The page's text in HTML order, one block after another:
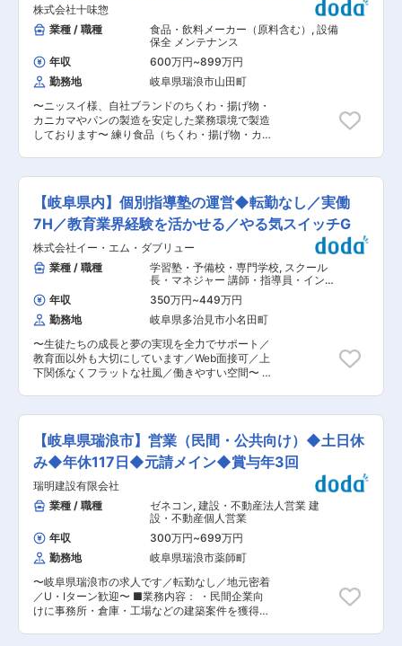
時間区分：シフト制 就業時間：8:00〜17:15(所定
労働時間：8時間0分) 勤務パターン例：7:00〜
16:15、8:00〜17:15、9:00〜18:15、12:00〜
21:15、14:00〜23:15、16:00-25:15 ※生産品目や
時期により変動有り ※主任・係長クラスの場合、
夜勤発生もございます ■当社の特徴 ニッスイグ
ループ会社。大手取引先が多く伝統食品の練り製
品メーカーとして『安全・安心・美味しさ』を追
求し、地域貢献会社として新たなステージを目指
している会社です ◎コロナでも売上安定 ◎食品業
す。 「当社の商品は、中部地区のみならず全国各
地の量販店・ドラッグストア・コンビニ等で販売
品も多数あります）」 変更の範囲：本文参照
と配布(入塾案内や各種季節講習などのご案内資料
作成) ■業務内容詳細： 勉強も大切ですが、七夕
やハロウィンなど季節イベントも開催して子供た
ちが楽しめる雰囲気作りにも注力しています。勉
強だけでなく当社が運営する施設での思い出作り
も実施しております。 ■組織構成：1教室あたり
平均73名の生徒、平均19名の講師で運営しており
ます ■キャリアパス：業務を通じて塾運営フロー
を習得（未経験でもじっくり習得頂けます）→業
務習得頂き担当校の運営業務に従事→将来は当社
の運営業務にもご活躍頂きたいと考えておりま
な社風です。講師が待機できるルーム完備や広い
受付エントランス、デスクスペースなど勤務環境
に気を配った働きやすい空間をご用意しておりま
す。 ■勤務地：個別指導学習塾 スクールIE(新規
の教室での勤務可能性もございます) 【希望ヶ丘
校】 岐阜県多治見市小名田町西ヶ洞1-153
【恵那校】岐阜県恵那市大井町269-4 土田屋ビ
ル2F 【土岐校】岐阜県土岐市泉町久尻569-6
【瑞浪校】岐阜県瑞浪市寺河戸町1186
株式会社十味惣
業種 / 職種
食品・飲料メーカー（原料含む） , 設備
保全 メンテナンス
年収
600万円~899万円
勤務地
岐阜県瑞浪市山田町
〜ニッスイ様、自社ブランドのちくわ・揚げ物・
カニカマやパンの製造を安定した業務環境で製造
しております〜 練り食品（ちくわ・揚げ物・カニ
工場内における設備・機械の保守・保全・点検作
業（建物への工事含まず） ・設備業者及び社内関
連部署との調整業務 ■入社後の流れ： 業務に慣
れて頂くまでは、先輩社員と共に勤務していただ
きます。1年間を目途に一人立ちを目指していた
だきます。 ■組織について： 工務部には現在2名
在籍中です。（年齢層：50代と80代 各1名） ベ
テラン社員様故に教育環境は充実しています。 ■
働き方： 工場進捗管理及び工場現場の立ち合い
は、主に工務部の方が担当いただきますが、予定
が合わない場合など製造部の工場長が同席しフォ
ロー頂いております。 ※機械の故障など、突発的
な業務が発生する場合、就業時間外で業務してい
ただく可能性があります※ ■当社の特徴： 食品業
界なので需要の大きな変化はなく安定した業界に
なります。当社の商品は、全国各地の量販店・ド
す） ■当社の取り組み： 社員全員で衛生管理、
品質管理の徹底に取り組んでいます。日々生産す
る製品に対し、品質管理室による食品衛生法に基
づいた微生物検査や、味、食感など品質確認の為
の理化学検査を自主的に実施しています。作業者
は異物混入を防ぐ為、全員規定の作業帽、作業着
を着用し、衛生的な商品取り扱いの為、作業前の
手洗い、手指のアルコール消毒を行っています。
更に毎日、衛生管理担当者により作業者全員の服
装、頭髪の乱れなどのチェックを実施していま
す。 変更の範囲：会社の定める業務
【岐阜県内】個別指導塾の運営◆転勤なし／実働
7H／教育業界経験を活かせる／やる気スイッチG
株式会社イー・エム・ダブリュー
業種 / 職種
学習塾・予備校・専門学校, スクール
長・マネジャー 講師・指導員・インス
トラクター
年収 350万円~449万円
勤務地
岐阜県多治見市小名田町
〜生徒たちの成長と夢の実現を全力でサポート／
教育面以外も大切にしています／Web面接可／上
下関係なくフラットな社風／働きやすい空間〜 ■
する当社でスクール運営業務をご担当いただきま
す。 ■担当業務： ・保護者との面談（授業方針
やお子さんの日々の塾生活をお伝えしていきま
す） ・授業カリキュラムやスケジュールの作成、
アルバイト講師のシフト管理（講師が活き活きと
授業ができるように配慮頂きます） ・季節ごとの
キャンペーンやイベントの企画（生徒さんが楽し
く授業に取り組めるような企画） ・チラシやパン
フレットの作成と配布（入塾案内や各種季節講習
などのご案内資料作成） ■業務の特長： 勉強も
大切ですが、七夕やハロウィンなど季節イベント
も開催して子供たちが楽しめる雰囲気作りにも注
力しています。勉強だけでなく当社が運営する施
設での思い出作りも実施しております。 ■組織構
成： 1教室あたり平均73名の生徒、平均19名の講
師で運営しております。 ■キャリアパス： 業務
【岐阜県瑞浪市】営業（民間・公共向け）◆土日休
み◆年休117日◆元請メイン◆賞与年3回
瑞明建設有限会社
業種 / 職種
ゼネコン, 建設・不動産法人営業 建
設・不動産個人営業
年収
300万円~699万円
勤務地
岐阜県瑞浪市薬師町
〜岐阜県瑞浪市の求人です／転勤なし／地元密着
／U・Iターン歓迎〜 ■業務内容： ・民間企業向
けに事務所・倉庫・工場などの建築案件を獲得す